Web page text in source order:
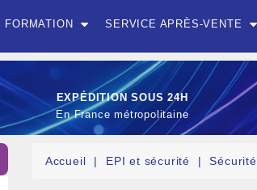
FORMATION SERVICE APRÈS-VENTE
EXPÉDITION SOUS 24H
En France métropolitaine
Accueil EPI et sécurité Sécurité